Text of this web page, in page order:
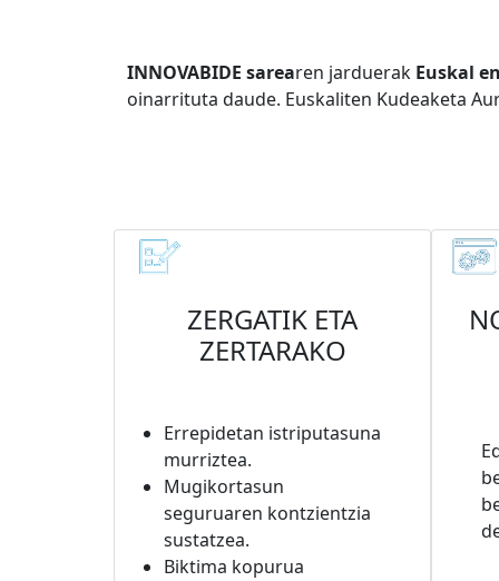
INNOVABIDE sarearen jarduerak Euskal
oinarrituta daude. Euskaliten Kudeaketa
ZERGATIK ETA
ZERTARAKO
Errepidetan istriputasuna
murriztea.
Mugikortasun
seguruaren kontzientzia
sustatzea.
Biktima kopurua